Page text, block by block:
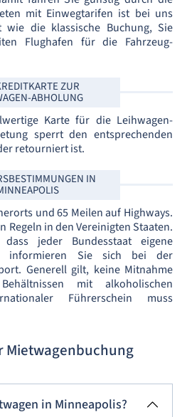
mit Einwegtarifen ist bei uns
wie die klassische Buchung, Sie
Flughafen für die Fahrzeug-
ZUR
ABHOLUNG
Karte für die Leihwagen-
sperrt den entsprechenden
retourniert ist.
IN
und 65 Meilen auf Highways.
Regeln in den Vereinigten Staaten.
jeder Bundesstaat eigene
informieren Sie sich bei der
Generell gilt, keine Mitnahme
mit alkoholischen
Führerschein muss
Mietwagenbuchung
in Minneapolis?